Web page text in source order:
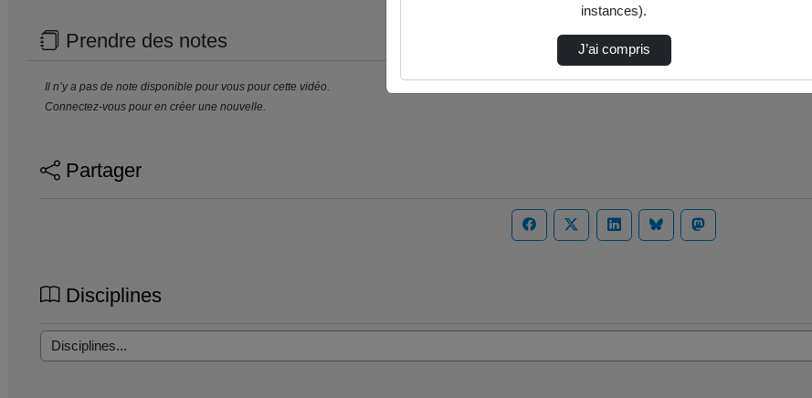
Prendre des notes
Il n’y a pas de note disponible pour vous pour cette vidéo.
Connectez-vous pour en créer une nouvelle.
Partager
Disciplines
instances).
J’ai compris